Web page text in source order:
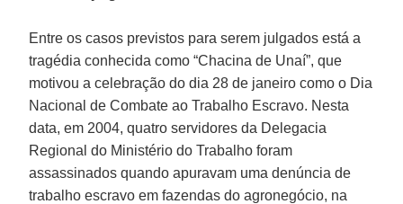
Entre os casos previstos para serem julgados está a
tragédia conhecida como “Chacina de Unaí”, que
motivou a celebração do dia 28 de janeiro como o Dia
Nacional de Combate ao Trabalho Escravo. Nesta
data, em 2004, quatro servidores da Delegacia
Regional do Ministério do Trabalho foram
assassinados quando apuravam uma denúncia de
trabalho escravo em fazendas do agronegócio, na